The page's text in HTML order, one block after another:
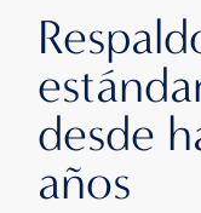
desde
años